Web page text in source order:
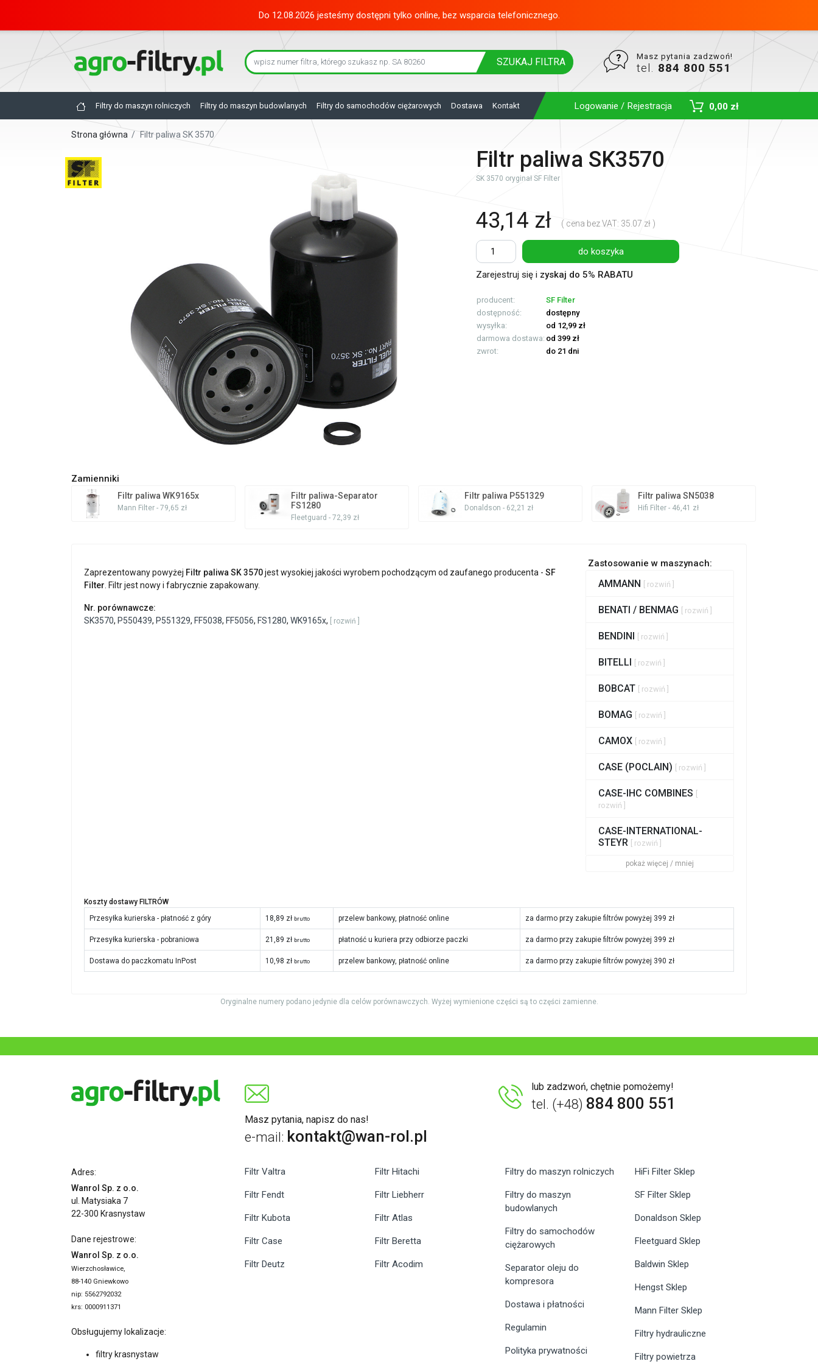
Do 12.08.2026 jesteśmy dostępni tylko online, bez wsparcia telefonicznego.
SZUKAJ FILTRA Masz pytania zadzwoń!
tel. 884 800 551
Filtry do maszyn rolniczych Filtry do maszyn budowlanych Filtry do samochodów ciężarowych Dostawa Kontakt Logowanie / Rejestracja 0,00 zł
Toggle Dropdown
Strona główna / Filtr paliwa SK 3570
Filtr paliwa SK3570
SK 3570 oryginał SF Filter
43,14 zł ( cena bez VAT: 35.07 zł )
do koszyka
Zarejestruj się i zyskaj do 5% RABATU
producent:
SF Filter
dostępność:
dostępny
wysyłka:
od 12,99 zł
darmowa dostawa: od 399 zł
zwrot:
do 21 dni
Zamienniki
Filtr paliwa WK9165x
Mann Filter - 79,65 zł
Filtr paliwa-Separator
FS1280
Fleetguard - 72,39 zł
Filtr paliwa P551329
Donaldson - 62,21 zł
Filtr paliwa SN5038
Hifi Filter - 46,41 zł
Zaprezentowany powyżej Filtr paliwa SK 3570jest wysokiej jakości wyrobem pochodzącym od zaufanego producenta - SF
Filter. Filtr jest nowy i fabrycznie zapakowany.
Nr. porównawcze:
SK3570, P550439, P551329, FF5038, FF5056, FS1280, WK9165x, [ rozwiń ]
Zastosowanie w maszynach:
AMMANN [ rozwiń ]
BENATI / BENMAG [ rozwiń ]
BENDINI [ rozwiń ]
BITELLI [ rozwiń ]
BOBCAT [ rozwiń ]
BOMAG [ rozwiń ]
CAMOX [ rozwiń ]
CASE (POCLAIN) [ rozwiń ]
CASE-IHC COMBINES
rozwiń ]
CASE-INTERNATIONAL-
STEYR
[ rozwiń ]
pokaż więcej / mniej
Koszty dostawy FILTRÓW
Przesyłka kurierska - płatność z góry
18,89 zł brutto przelew bankowy, płatność online za darmo przy zakupie filtrów powyżej 399 zł
Przesyłka kurierska - pobraniowa 21,89 zł brutto płatność u kuriera przy odbiorze paczki za darmo przy zakupie filtrów powyżej 399 zł
Dostawa do paczkomatu InPost 10,98 zł brutto przelew bankowy, płatność online za darmo przy zakupie filtrów powyżej 390 zł
Oryginalne numery podano jedynie dla celów porównawczych. Wyżej wymienione części są to części zamienne.
Masz pytania, napisz do nas!
e-mail: kontakt@wan-rol.pl
lub zadzwoń, chętnie pomożemy!
tel. (+48) 884 800 551
Adres:
Wanrol Sp. z o.o.
ul. Matysiaka 7
22-300 Krasnystaw
Dane rejestrowe:
Wanrol Sp. z o.o.
Wierzchosławice,
88-140 Gniewkowo
nip: 5562792032
krs: 0000911371
Obsługujemy lokalizacje:
filtry krasnystaw
Filtr Valtra
Filtr Fendt
Filtr Kubota
Filtr Case
Filtr Deutz
Filtr Hitachi
Filtr Liebherr
Filtr Atlas
Filtr Beretta
Filtr Acodim
Filtry do maszyn rolniczych
Filtry do maszyn
budowlanych
Filtry do samochodów
ciężarowych
Separator oleju do
kompresora
Dostawa i płatności
Regulamin
Polityka prywatności
HiFi Filter Sklep
SF Filter Sklep
Donaldson Sklep
Fleetguard Sklep
Baldwin Sklep
Hengst Sklep
Mann Filter Sklep
Filtry hydrauliczne
Filtry powietrza